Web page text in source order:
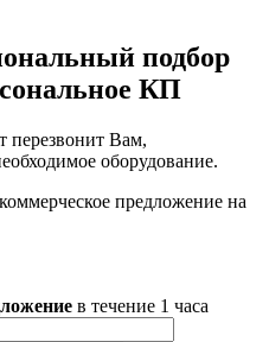
подбор
КП
перезвонит Вам,
оборудование.
коммерческое предложение на
в течение 1 часа